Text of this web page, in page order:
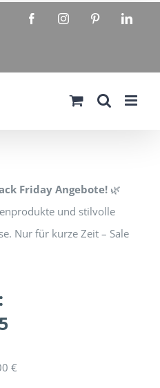
FacebookInstagramPinterest
Friday Angebote! 🌿
und stilvolle
Nur für kurze Zeit – Sale
€